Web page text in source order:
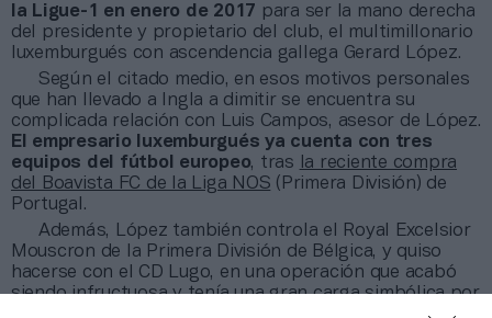
la Ligue-1 en enero de 2017 para ser la mano derecha
del presidente y propietario del club, el multimillonario
luxemburgués con ascendencia gallega Gerard López.
Según el citado medio, en esos motivos personales
que han llevado a Ingla a dimitir se encuentra su
complicada relación con Luis Campos, asesor de López.
El empresario luxemburgués ya cuenta con tres
equipos del fútbol europeo, tras
la reciente compra
del Boavista FC de la Liga NOS (Primera División) de
Portugal.
Además, López también controla el Royal Excelsior
Mouscron de la Primera División de Bélgica, y quiso
hacerse con el CD Lugo, en una operación que acabó
siendo infructuosa y tenía una gran carga simbólica por